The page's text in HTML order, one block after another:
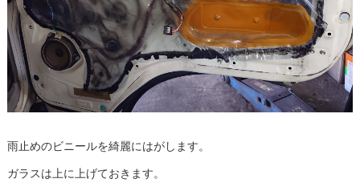
雨止めのビニールを綺麗にはがします。
ガラスは上に上げておきます。